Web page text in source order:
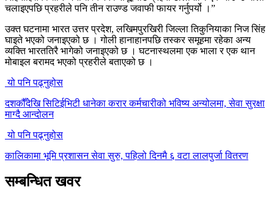
चलाइएपछि प्रहरीले पनि तीन राउण्ड जवाफी फायर गर्नुपर्यो ।”
उक्त घटनामा भारत उत्तर प्रदेश, लखिमपुरखिरी जिल्ला तिकुनियाका निज सिंह
घाइते भएको जनाइएको छ । गोली हानाहानपछि तस्कर समूहमा रहेका अन्य
व्यक्ति भारततिरै भागेको जनाइएको छ । घटनास्थलमा एक भाला र एक थान
मोबाइल बरामद भएको प्रहरीले बताएको छ ।
यो पनि पढ्नुहोस
दशकौँदेखि सिटिईभिटी धानेका करार कर्मचारीको भविष्य अन्योलमा, सेवा सुरक्षा
माग्दै आन्दोलन
यो पनि पढ्नुहोस
कालिकामा भूमि प्रशासन सेवा सुरु, पहिलो दिनमै ६ वटा लालपुर्जा वितरण
सम्बन्धित खवर